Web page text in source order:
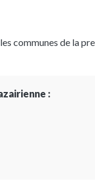
communes de la
: